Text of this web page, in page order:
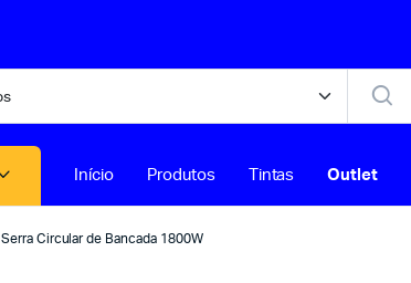
Início Produtos Tintas Outlet
Serra Circular de Bancada 1800W